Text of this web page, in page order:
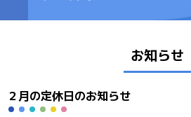
補聴器
お知らせ
２月の定休日のお知らせ